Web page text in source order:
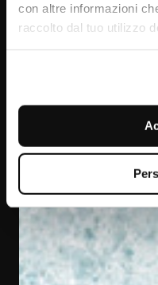
con altre informazioni
raccolto dal tuo utilizzo